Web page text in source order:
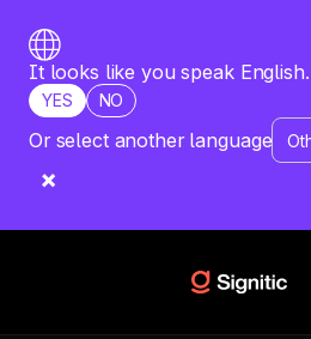
It looks like you speak
YES NO
Or select another language